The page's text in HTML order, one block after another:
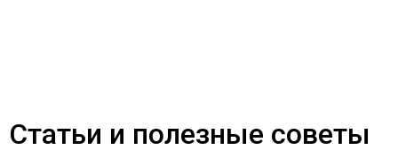
Статьи и полезные советы